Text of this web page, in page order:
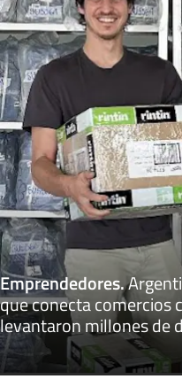
Emprendedores.
que conecta comercios
levantaron millones de